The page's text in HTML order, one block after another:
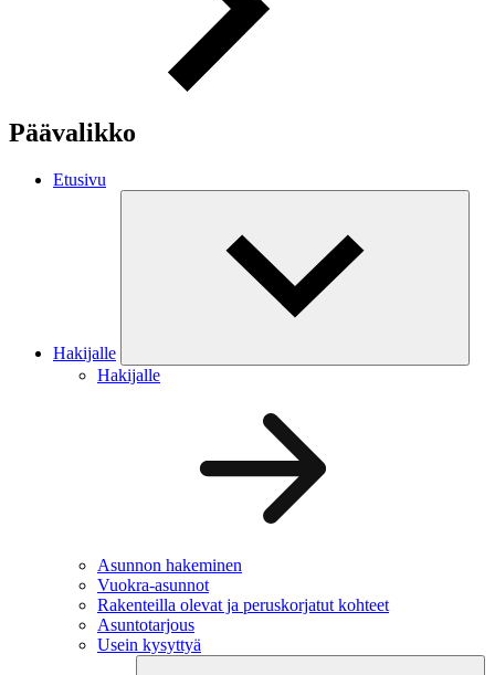
Päävalikko
Etusivu
Hakijalle
Hakijalle
Asunnon hakeminen
Vuokra-asunnot
Rakenteilla olevat ja peruskorjatut kohteet
Asuntotarjous
Usein kysyttyä